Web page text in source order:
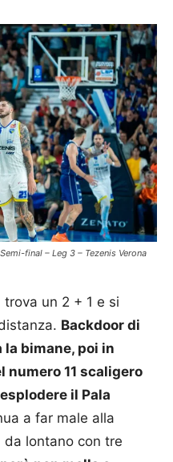
final – Leg 3 – Tezenis Verona
trova un 2 + 1 e si
Backdoor di
la bimane, poi in
11 scaligero
il Pala
a far male alla
lontano con tre